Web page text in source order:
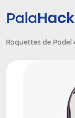
PalaHack
Raquettes de Padel ›